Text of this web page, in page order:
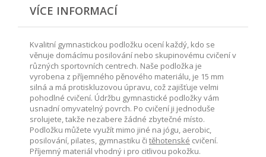
VÍCE INFORMACÍ
Kvalitní gymnastickou podložku ocení každý, kdo se
věnuje domácímu posilování nebo skupinovému cvičení v
různých sportovních centrech. Naše podložka je
vyrobena z příjemného pěnového materiálu, je 15 mm
silná a má protiskluzovou úpravu, což zajišťuje velmi
pohodlné cvičení. Údržbu gymnastické podložky vám
usnadní omyvatelný povrch. Po cvičení ji jednoduše
srolujete, takže nezabere žádné zbytečné místo.
Podložku můžete využít mimo jiné na jógu, aerobic,
posilování, pilates, gymnastiku či těhotenské cvičení.
Příjemný materiál vhodný i pro citlivou pokožku.